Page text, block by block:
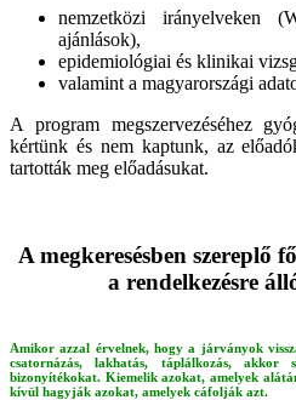
nemzetközi irányelveken
ajánlások),
epidemiológiai és klinikai
valamint a magyarországi
A program megszervezéséhez
kértünk és nem kaptunk, az
tartották meg előadásukat.
A megkeresésben szereplő
a rendelkezésre
Amikor azzal érvelnek, hogy a járványok
csatornázás, lakhatás, táplálkozás, akkor
bizonyítékokat. Kiemelik azokat, amelyek
kívül hagyják azokat, amelyek cáfolják azt.